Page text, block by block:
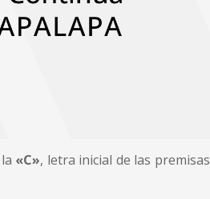
«C», letra inicial de las premisas